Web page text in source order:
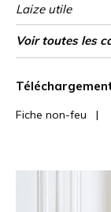
Laize utile
Rétrécissement
Raccord
Test
Martindale
Usage
martindale
Wyzenbeek
Sens
Poids g/m²
Usage
Entretien
Pays d'origine
Rapport
Horizontal
Rapport
Vertical
Voir toutes les
Fiche non-feu |